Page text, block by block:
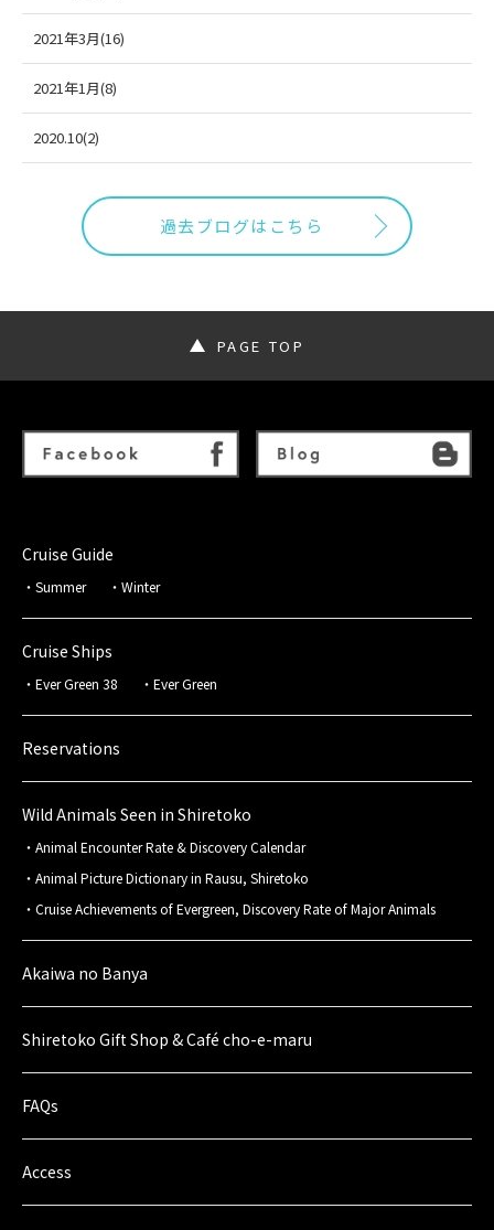
2021年3月(16)
2021年1月(8)
2020.10(2)
過去ブログはこちら
PAGE TOP
Cruise Guide
Summer Winter
Cruise Ships
Ever Green 38 Ever Green
Reservations
Wild Animals Seen in Shiretoko
Animal Encounter Rate & Discovery Calendar
Animal Picture Dictionary in Rausu, Shiretoko
Cruise Achievements of Evergreen, Discovery Rate of Major Animals
Akaiwa no Banya
Shiretoko Gift Shop & Café cho-e-maru
FAQs
Access